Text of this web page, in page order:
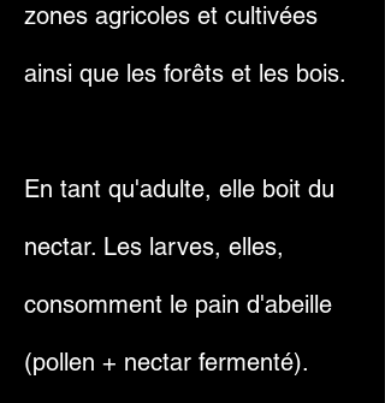
zones agricoles et cultivées
ainsi que les forêts et les bois.
En tant qu'adulte, elle boit du
nectar. Les larves, elles,
consomment le pain d'abeille
(pollen + nectar fermenté).